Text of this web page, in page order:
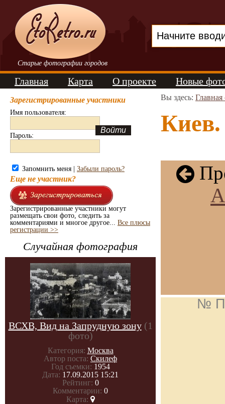
Старые фотографии городов
Главная Карта О проекте Новые
Зарегистрированные участники
Имя пользователя:
Пароль:
Запомнить меня | Забыли пароль?
Еще не участник?
Зарегистрированные участники могут
размещать свои фото, следить за
комментариями и многое другое... Все плюсы
регистрации >>
Случайная фотография
ВСХВ, Вид на Запрудную зону (1
фото)
Категория: Москва
Автор поста: Скилеф
Год съемки: 1954
Дата: 17.09.2015 15:21
Рейтинг: 0
Комментарии: 0
Карта:
Вы здесь: Главная
№